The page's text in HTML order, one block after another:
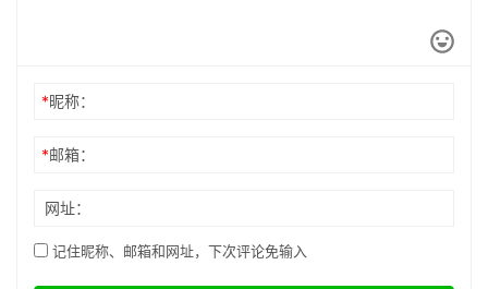
*昵称：
*邮箱：
网址：
记住昵称、邮箱和网址，下次评论免输入